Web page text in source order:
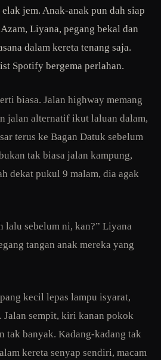
jem. Anak-anak pun dah siap
Liyana, pegang bekal dan
dalam kereta tenang saja.
Spotify bergema perlahan.
biasa. Jalan highway memang
jalan alternatif ikut laluan dalam,
terus ke Bagan Datuk sebelum
tak biasa jalan kampung,
dekat pukul 9 malam, dia agak
lalu sebelum ni, kan?” Liyana
tangan anak mereka yang
kecil lepas lampu isyarat,
Jalan sempit, kiri kanan pokok
tak banyak. Kadang-kadang tak
kereta senyap sendiri, macam